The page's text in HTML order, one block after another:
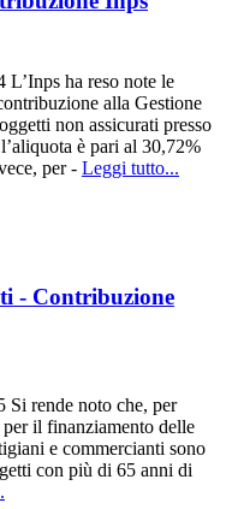
ha reso note le
alla Gestione
non assicurati presso
è pari al 30,72%
per - Leggi tutto...
- Contribuzione
Si rende noto che, per
il finanziamento delle
e commercianti sono
con più di 65 anni di